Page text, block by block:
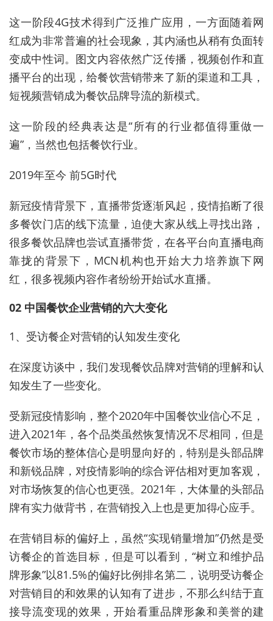
这一阶段4G技术得到广泛推广应用，一方面随着网
红成为非常普遍的社会现象，其内涵也从稍有负面转
变成中性词。图文内容依然广泛传播，视频创作和直
播平台的出现，给餐饮营销带来了新的渠道和工具，
短视频营销成为餐饮品牌导流的新模式。
这一阶段的经典表达是“所有的行业都值得重做一
遍”，当然也包括餐饮行业。
2019年至今 前5G时代
新冠疫情背景下，直播带货逐渐风起，疫情掐断了很
多餐饮门店的线下流量，迫使大家从线上寻找出路，
很多餐饮品牌也尝试直播带货，在各平台向直播电商
靠拢的背景下，MCN机构也开始大力培养旗下网
红，很多视频内容作者纷纷开始试水直播。
02 中国餐饮企业营销的六大变化
1、受访餐企对营销的认知发生变化
在深度访谈中，我们发现餐饮品牌对营销的理解和认
知发生了一些变化。
受新冠疫情影响，整个2020年中国餐饮业信心不足，
进入2021年，各个品类虽然恢复情况不尽相同，但是
餐饮市场的整体信心是明显向好的，特别是头部品牌
和新锐品牌，对疫情影响的综合评估相对更加客观，
对市场恢复的信心也更强。2021年，大体量的头部品
牌有实力做背书，在营销投入上也是更加得心应手。
在营销目标的偏好上，虽然“实现销量增加”仍然是受
访餐企的首选目标，但是可以看到，“树立和维护品
牌形象”以81.5%的偏好比例排名第二，说明受访餐企
对营销目的和效果的认知有了进步，不那么纠结于直
接导流变现的效果，开始看重品牌形象和美誉的建